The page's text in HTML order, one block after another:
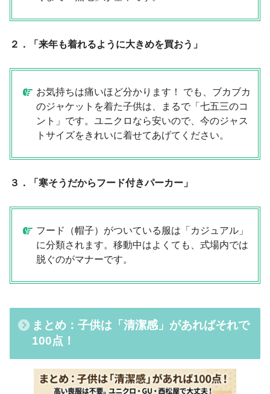
２．「来年も着れるように大きめを買おう」
お気持ちは痛いほど分かります！ でも、ブカブカ
のジャケットを着た子供は、まるで「七五三のコ
ント」です。ユニクロなら安いので、今のジャス
トサイズをきれいに着せてあげてください。
３．「寒そうだからフード付きパーカー」
フード（帽子）がついている服は「カジュアル」
に分類されます。移動中はよくても、式場内では
脱ぐのがマナーです。
まとめ：子供は「清潔感」があればそれで
100点！